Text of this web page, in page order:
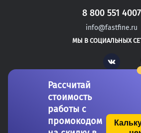
САНКТ-ПЕТЕРБУРГ
БАЛАКОВО
ЭНГЕЛЬС
8 800 551 4007
info@fastfine.ru
МЫ В СОЦИАЛЬНЫХ
Vk
Рассчитай
стоимость
работы с
промокодом